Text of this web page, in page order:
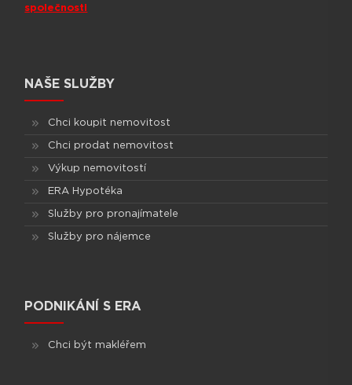
společnosti
NAŠE SLUŽBY
Chci koupit nemovitost
Chci prodat nemovitost
Výkup nemovitostí
ERA Hypotéka
Služby pro pronajímatele
Služby pro nájemce
PODNIKÁNÍ S ERA
Chci být makléřem